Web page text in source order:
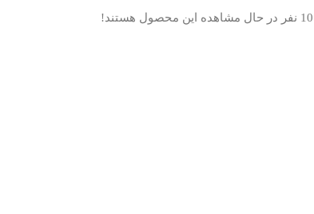
10 نفر در حال مشاهده این محصول هستند!